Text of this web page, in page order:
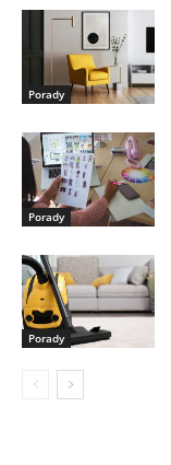
Porady
Porady
Porady